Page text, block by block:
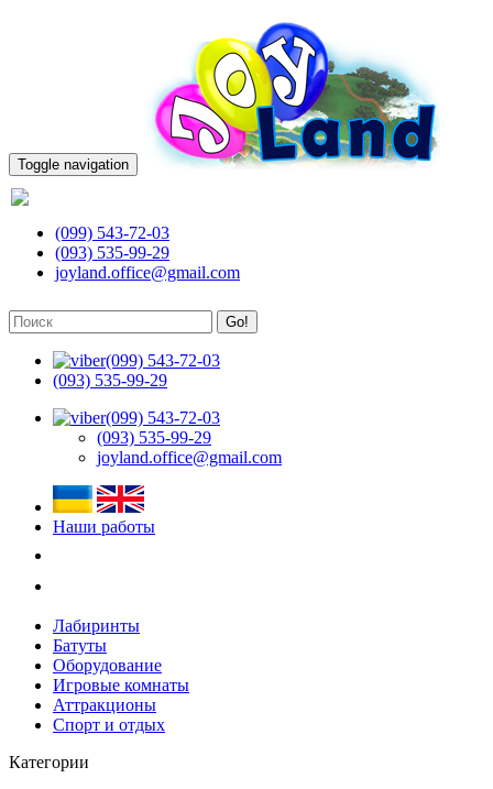
Toggle navigation
(099) 543-72-03
(093) 535-99-29
joyland.office@gmail.com
Go!
(099) 543-72-03
(093) 535-99-29
(099) 543-72-03
(093) 535-99-29
joyland.office@gmail.com
Наши работы
Лабиринты
Батуты
Оборудование
Игровые комнаты
Аттракционы
Спорт и отдых
Категории